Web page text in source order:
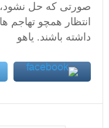
صورتی که حل
انتظار همچو تهاجم
داشته باشند. یاهو